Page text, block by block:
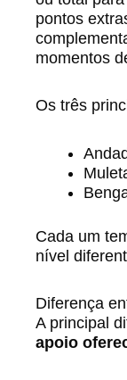
pontos
momentos
Os três
Cada um
nível
Diferença
A principal
apoio